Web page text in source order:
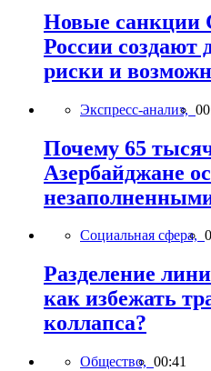
Новые
России создают
риски и
Экспресс-анализ,
Почему 65
Азербайджане
Социальная сфера,
Разделение
как избежать
коллапса?
Общество, 00:41